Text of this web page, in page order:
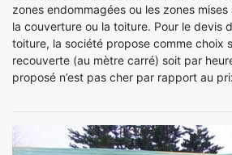
zones endommagées ou les zones
la couverture ou la toiture. Pour le devis
toiture, la société propose comme choix
recouverte (au mètre carré) soit par
proposé n’est pas cher par rapport au